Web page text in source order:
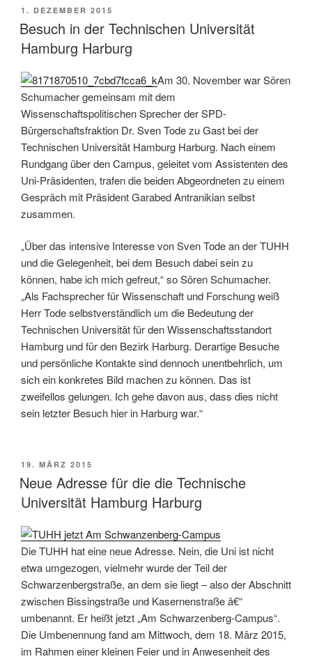
gegen
die
S-
Bahn“
VERÖFFENTLICHT
AM
1. DEZEMBER 2015
Besuch in der Technischen Universität
Hamburg Harburg
Am 30. November war Sören
Schumacher gemeinsam mit dem
Wissenschaftspolitischen Sprecher der SPD-
Bürgerschaftsfraktion Dr. Sven Tode zu Gast bei der
Technischen Universität Hamburg Harburg. Nach einem
Rundgang über den Campus, geleitet vom Assistenten des
Uni-Präsidenten, trafen die beiden Abgeordneten zu einem
Gespräch mit Präsident Garabed Antranikian selbst
zusammen.
„Über das intensive Interesse von Sven Tode an der TUHH
und die Gelegenheit, bei dem Besuch dabei sein zu
können, habe ich mich gefreut,“ so Sören Schumacher.
„Als Fachsprecher für Wissenschaft und Forschung weiß
Herr Tode selbstverständlich um die Bedeutung der
Technischen Universität für den Wissenschaftsstandort
Hamburg und für den Bezirk Harburg. Derartige Besuche
und persönliche Kontakte sind dennoch unentbehrlich, um
sich ein konkretes Bild machen zu können. Das ist
zweifellos gelungen. Ich gehe davon aus, dass dies nicht
sein letzter Besuch hier in Harburg war.“
VERÖFFENTLICHT
AM
19. MÄRZ 2015
Neue Adresse für die die Technische
Universität Hamburg Harburg
Die TUHH hat eine neue Adresse. Nein, die Uni ist nicht
etwa umgezogen, vielmehr wurde der Teil der
Schwarzenbergstraße, an dem sie liegt – also der Abschnitt
zwischen Bissingstraße und Kasernenstraße â€“
umbenannt. Er heißt jetzt „Am Schwarzenberg-Campus“.
Die Umbenennung fand am Mittwoch, dem 18. März 2015,
im Rahmen einer kleinen Feier und in Anwesenheit des